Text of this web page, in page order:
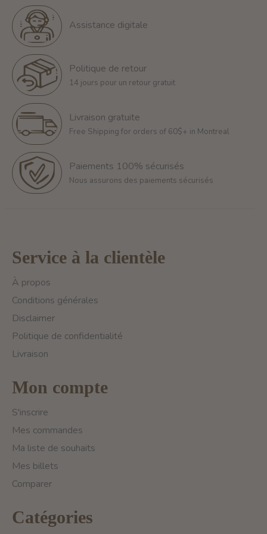
Assistance digitale
Politique de retour
14 jours pour un retour gratuit
Livraison gratuite
Free Shipping for orders of 60$+ in Montreal
Paiements 100% sécurisés
Nous assurons des paiements sécurisés
Service à la clientèle
À propos
Conditions générales
Disclaimer
Politique de confidentialité
Livraison
Mon compte
S'inscrire
Mes commandes
Ma liste de souhaits
Mes billets
Comparer
Catégories